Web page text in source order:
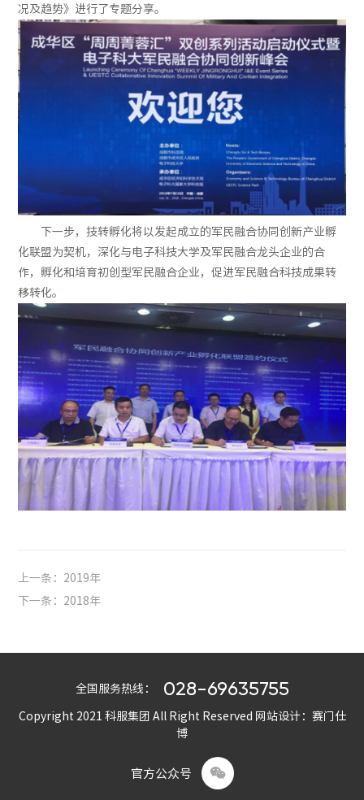
况及趋势》进行了专题分享。
下一步，技转孵化将以发起成立的军民融合协同创新产业孵
化联盟为契机，深化与电子科技大学及军民融合龙头企业的合
作，孵化和培育初创型军民融合企业，促进军民融合科技成果转
移转化。
上一条：2019年
下一条：2018年
全国服务热线： 028-69635755
Copyright 2021 科服集团 All Right Reserved 网站设计：赛门仕
博
官方公众号 